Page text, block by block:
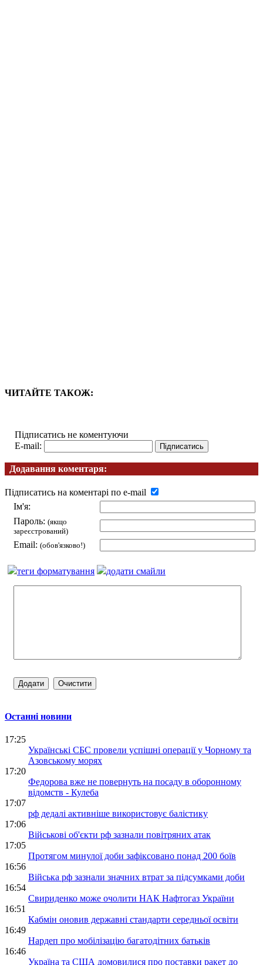
ЧИТАЙТЕ ТАКОЖ:
Підписатись не коментуючи
E-mail:
Додавання коментаря:
Підписатись на коментарі по e-mail
Ім'я:
Пароль: (якщо
зареєстрований)
Email: (обов'язково!)
теги форматування додати смайли
Останні новини
17:25
Українські СБС провели успішні операції у Чорному та
Азовському морях
17:20
Федорова вже не повернуть на посаду в оборонному
відомств - Кулеба
17:07
рф дедалі активніше використовує балістику
17:06
Військові об'єкти рф зазнали повітряних атак
17:05
Протягом минулої доби зафіксовано понад 200 боїв
16:56
Війська рф зазнали значних втрат за підсумками доби
16:54
Свириденко може очолити НАК Нафтогаз України
16:51
Кабмін оновив державні стандарти середньої освіти
16:49
Нардеп про мобілізацію багатодітних батьків
16:46
Україна та США домовилися про поставки ракет до